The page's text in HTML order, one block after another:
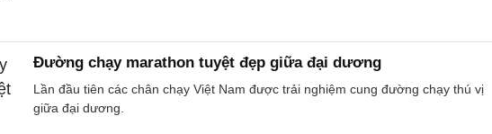
Đường chạy marathon tuyệt đẹp giữa đại dương
Lần đầu tiên các chân chạy Việt Nam được trải nghiệm cung đường chạy thú vị
giữa đại dương.